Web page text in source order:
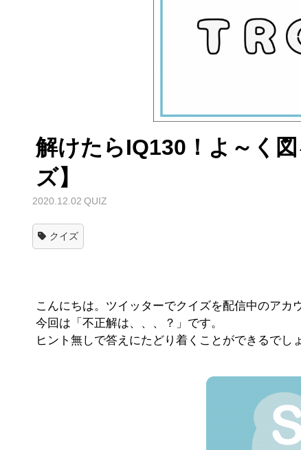
解けたらIQ130！よ～く
ズ】
2020.12.02 QUIZ
クイズ
こんにちは。ツイッターでクイズを配信中のアカ
今回は「不正解は、、、？」です。
ヒント無しで答えにたどり着くことができるでし